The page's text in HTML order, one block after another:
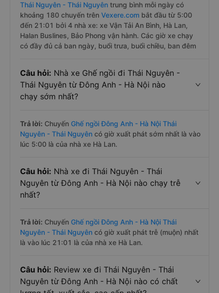
Thái Nguyên - Thái Nguyên trung bình mỗi ngày có
khoảng 180 chuyến trên Vexere.com bắt đầu từ 5:00
đến 21:01 bởi 4 nhà xe: xe Vận Tải An Bình, Hà Lan,
Halan Buslines, Bảo Phong vận hành. Các giờ xe chạy
có đầy đủ cả ban ngày, buổi trưa, buổi chiều, ban đêm
Câu hỏi: Nhà xe Ghế ngồi đi Thái Nguyên -
Thái Nguyên từ Đông Anh - Hà Nội nào
chạy sớm nhất?
Trả lời: Chuyến Ghế ngồi Đông Anh - Hà Nội Thái
Nguyên - Thái Nguyên có giờ xuất phát sớm nhất là vào
lúc 5:00 là của nhà xe Hà Lan.
Câu hỏi: Nhà xe đi Thái Nguyên - Thái
Nguyên từ Đông Anh - Hà Nội nào chạy trễ
nhất?
Trả lời: Chuyến Ghế ngồi Đông Anh - Hà Nội Thái
Nguyên - Thái Nguyên có giờ xuất phát trễ (muộn) nhất
là vào lúc 21:01 là của nhà xe Hà Lan.
Câu hỏi: Review xe đi Thái Nguyên - Thái
Nguyên từ Đông Anh - Hà Nội nào có chất